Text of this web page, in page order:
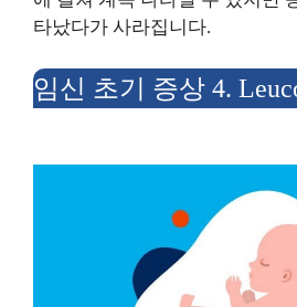
타났다가 사라집니다.
임신 초기 증상 4.